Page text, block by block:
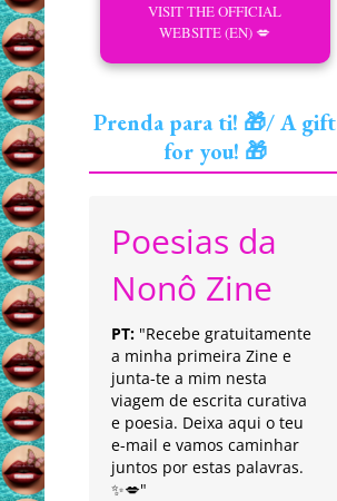
VISIT THE OFFICIAL
WEBSITE (EN) 💋
Prenda para ti! 🎁/ A gift
for you! 🎁
Poesias da
Nonô Zine
PT: "Recebe gratuitamente
a minha primeira Zine e
junta-te a mim nesta
viagem de escrita curativa
e poesia. Deixa aqui o teu
e-mail e vamos caminhar
juntos por estas palavras.
✨💋"